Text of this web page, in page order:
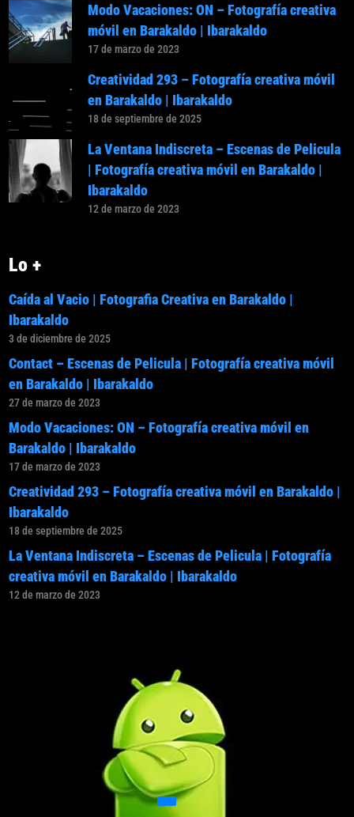
Modo Vacaciones: ON – Fotografía creativa
móvil en Barakaldo | Ibarakaldo
17 de marzo de 2023
Creatividad 293 – Fotografía creativa móvil
en Barakaldo | Ibarakaldo
18 de septiembre de 2025
La Ventana Indiscreta – Escenas de Pelicula
| Fotografía creativa móvil en Barakaldo |
Ibarakaldo
12 de marzo de 2023
Lo +
Caída al Vacio | Fotografia Creativa en Barakaldo |
Ibarakaldo
3 de diciembre de 2025
Contact – Escenas de Pelicula | Fotografía creativa móvil
en Barakaldo | Ibarakaldo
27 de marzo de 2023
Modo Vacaciones: ON – Fotografía creativa móvil en
Barakaldo | Ibarakaldo
17 de marzo de 2023
Creatividad 293 – Fotografía creativa móvil en Barakaldo |
Ibarakaldo
18 de septiembre de 2025
La Ventana Indiscreta – Escenas de Pelicula | Fotografía
creativa móvil en Barakaldo | Ibarakaldo
12 de marzo de 2023